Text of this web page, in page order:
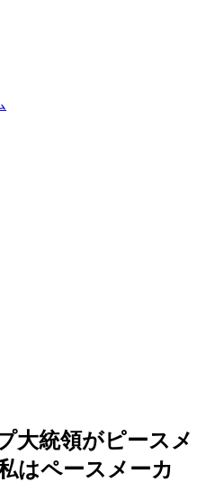
大統領がピースメ
はペースメーカ